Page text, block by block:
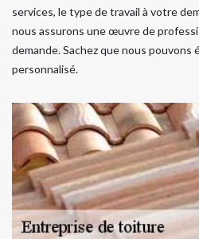
services, le type de travail à votre
nous assurons une œuvre de
demande. Sachez que nous
personnalisé.